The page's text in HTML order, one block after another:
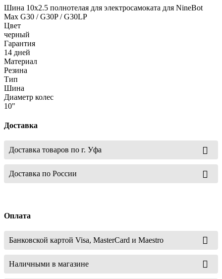
Шина 10x2.5 полнотелая для электросамоката для NineBot
Max G30 / G30P / G30LP
Цвет
черный
Гарантия
14 дней
Материал
Резина
Тип
Шина
Диаметр колес
10"
Доставка
Доставка товаров по г. Уфа
Доставка по России
Оплата
Банковской картой Visa, MasterCard и Maestro
Наличными в магазине